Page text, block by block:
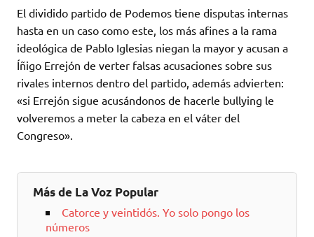
El dividido partido de Podemos tiene disputas internas
hasta en un caso como este, los más afines a la rama
ideológica de Pablo Iglesias niegan la mayor y acusan a
Íñigo Errejón de verter falsas acusaciones sobre sus
rivales internos dentro del partido, además advierten:
«si Errejón sigue acusándonos de hacerle bullying le
volveremos a meter la cabeza en el váter del
Congreso».
Más de La Voz Popular
Catorce y veintidós. Yo solo pongo los
números